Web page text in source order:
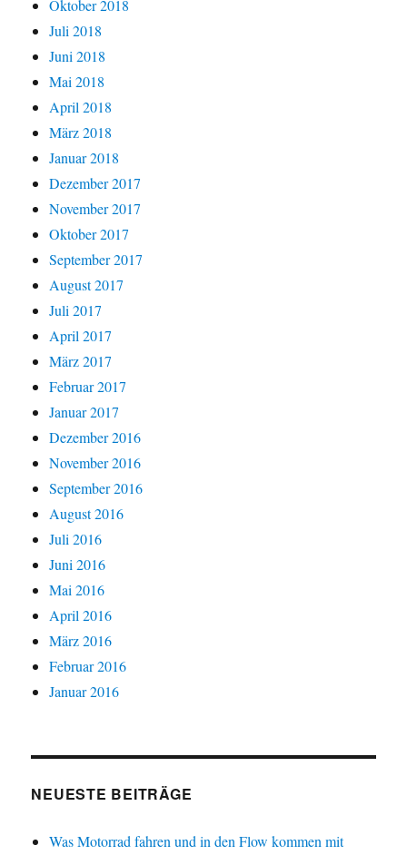
Oktober 2018
Juli 2018
Juni 2018
Mai 2018
April 2018
März 2018
Januar 2018
Dezember 2017
November 2017
Oktober 2017
September 2017
August 2017
Juli 2017
April 2017
März 2017
Februar 2017
Januar 2017
Dezember 2016
November 2016
September 2016
August 2016
Juli 2016
Juni 2016
Mai 2016
April 2016
März 2016
Februar 2016
Januar 2016
NEUESTE BEITRÄGE
Was Motorrad fahren und in den Flow kommen mit